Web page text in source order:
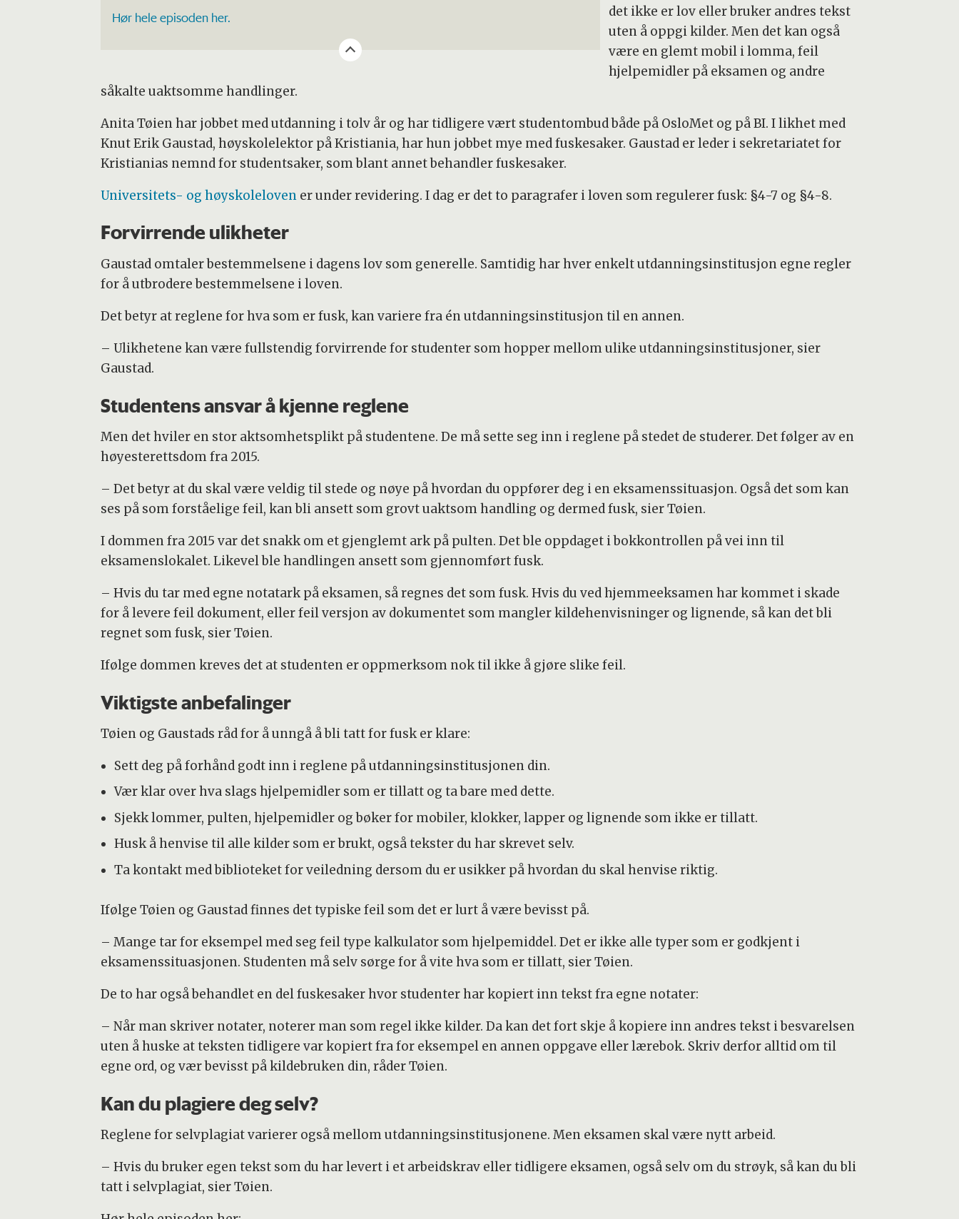
Hør hele episoden her.
det ikke er lov eller bruker andres tekst
uten å oppgi kilder. Men det kan også
være en glemt mobil i lomma, feil
hjelpemidler på eksamen og andre
såkalte uaktsomme handlinger.
Anita Tøien har jobbet med utdanning i tolv år og har tidligere vært studentombud både på OsloMet og på BI. I likhet med
Knut Erik Gaustad, høyskolelektor på Kristiania, har hun jobbet mye med fuskesaker. Gaustad er leder i sekretariatet for
Kristianias nemnd for studentsaker, som blant annet behandler fuskesaker.
Universitets- og høyskolelovener under revidering. I dag er det to paragrafer i loven som regulerer fusk: §4-7 og §4-8.
Forvirrende ulikheter
Gaustad omtaler bestemmelsene i dagens lov som generelle. Samtidig har hver enkelt utdanningsinstitusjon egne regler
for å utbrodere bestemmelsene i loven.
Det betyr at reglene for hva som er fusk, kan variere fra én utdanningsinstitusjon til en annen.
– Ulikhetene kan være fullstendig forvirrende for studenter som hopper mellom ulike utdanningsinstitusjoner, sier
Gaustad.
Studentens ansvar å kjenne reglene
Men det hviler en stor aktsomhetsplikt på studentene. De må sette seg inn i reglene på stedet de studerer. Det følger av en
høyesterettsdom fra 2015.
– Det betyr at du skal være veldig til stede og nøye på hvordan du oppfører deg i en eksamenssituasjon. Også det som kan
ses på som forståelige feil, kan bli ansett som grovt uaktsom handling og dermed fusk, sier Tøien.
I dommen fra 2015 var det snakk om et gjenglemt ark på pulten. Det ble oppdaget i bokkontrollen på vei inn til
eksamenslokalet. Likevel ble handlingen ansett som gjennomført fusk.
– Hvis du tar med egne notatark på eksamen, så regnes det som fusk. Hvis du ved hjemmeeksamen har kommet i skade
for å levere feil dokument, eller feil versjon av dokumentet som mangler kildehenvisninger og lignende, så kan det bli
regnet som fusk, sier Tøien.
Ifølge dommen kreves det at studenten er oppmerksom nok til ikke å gjøre slike feil.
Viktigste anbefalinger
Tøien og Gaustads råd for å unngå å bli tatt for fusk er klare:
Sett deg på forhånd godt inn i reglene på utdanningsinstitusjonen din.
Vær klar over hva slags hjelpemidler som er tillatt og ta bare med dette.
Sjekk lommer, pulten, hjelpemidler og bøker for mobiler, klokker, lapper og lignende som ikke er tillatt.
Husk å henvise til alle kilder som er brukt, også tekster du har skrevet selv.
Ta kontakt med biblioteket for veiledning dersom du er usikker på hvordan du skal henvise riktig.
Ifølge Tøien og Gaustad finnes det typiske feil som det er lurt å være bevisst på.
– Mange tar for eksempel med seg feil type kalkulator som hjelpemiddel. Det er ikke alle typer som er godkjent i
eksamenssituasjonen. Studenten må selv sørge for å vite hva som er tillatt, sier Tøien.
De to har også behandlet en del fuskesaker hvor studenter har kopiert inn tekst fra egne notater:
– Når man skriver notater, noterer man som regel ikke kilder. Da kan det fort skje å kopiere inn andres tekst i besvarelsen
uten å huske at teksten tidligere var kopiert fra for eksempel en annen oppgave eller lærebok. Skriv derfor alltid om til
egne ord, og vær bevisst på kildebruken din, råder Tøien.
Kan du plagiere deg selv?
Reglene for selvplagiat varierer også mellom utdanningsinstitusjonene. Men eksamen skal være nytt arbeid.
– Hvis du bruker egen tekst som du har levert i et arbeidskrav eller tidligere eksamen, også selv om du strøyk, så kan du bli
tatt i selvplagiat, sier Tøien.